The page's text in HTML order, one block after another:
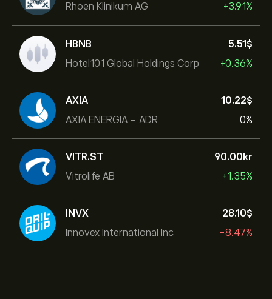
Rhoen Klinikum AG
+3.91%
HBNB
Hotel101 Global Holdings Corp
5.51‎$‎
+0.36%
AXIA
AXIA ENERGIA - ADR
10.22‎$‎
0%
VITR.ST
Vitrolife AB
90.00‎kr‎
+1.35%
INVX
Innovex International Inc
28.10‎$‎
-8.47%